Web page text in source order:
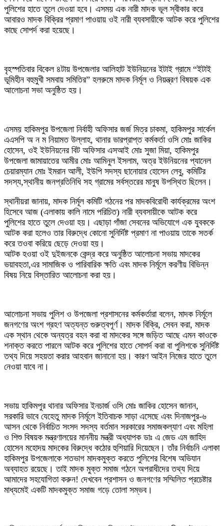
পুলিশের হাতে তুলে দেওয়া হবে। এসময় এক নারী মাদক ভূল স্বীকার করে
আবারও মাদক বিক্রির প্রমাণ পাওয়ায় ওই নারী ব্যবসায়ীকে আটক করে পুলিশের
কাছে সোপর্দ করা হয়েছে।
বৃহস্পতিবার বিকেল ৪টায় উপজেলার আলিহাট ইউনিয়নের ইটাই গ্রামে “ইটাই
ভূমিহীন বহুমুখী সমবায় সমিতির” হলরুমে মাদক নির্মূল ও নিয়ন্ত্রণ বিষয়ক এক
আলোচনা সভা অনুষ্ঠিত হয়।
এসময় হাকিমপুর উপজেলা নির্বাহী অফিসার জর্জ মিত্র চাকমা, হাকিমপুর সার্কেল
এএসপি অ ন ম নিয়ামত উল্লাহ, থানার ভারপ্রাপ্ত কর্মকর্তা ওসি মোঃ জাকির
হোসেন, ওই ইউনিয়নের বিট অফিসার এসআই মোঃ সুজা মিয়া, হাকিমপুর
উপজেলা জামায়াতের আমীর মোঃ আমিনুল ইসলাম, অত্র ইউনিয়নের প্যানেল
চেয়ারম্যান মোঃ ইমরান আলী, ইউপি সদস্য ছানোয়ার হোসেন লেবু, কমিটির
সদস্য,স্থানীয় জনপ্রতিনিধি সহ গ্রামের সর্বস্তরের মানুষ উপস্থিত ছিলেন।
স্থানীয়রা জানায়, মাদক নির্মূল কমিটি গঠনের পর মাদকবিরোধী কার্যক্রমের অংশ
হিসেবে আজ (এলাকায় কালি নামে পরিচিত) নারী ব্যবসায়ীকে আটক করে
পুলিশের হাতে তুলে দেওয়া হয়। এছাড়া গাঁজা সেবনের অভিযোগে এক যুবককে
আটক করা হলেও তার বিরুদ্ধে কোনো সুনির্দিষ্ট প্রমাণ না পাওয়ায় তাকে সতর্ক
করে তওবা করিয়ে ছেড়ে দেওয়া হয়।
আটক হওয়া ওই দুইজনকে কেন্দ্র করে অনুষ্ঠিত আলোচনা সভায় মাদকের
ভয়াবহতা,এর সামাজিক ও পারিবারিক ক্ষতি এবং মাদক নির্মূলে করণীয় বিভিন্ন
বিষয় নিয়ে বিস্তারিত আলোচনা করা হয়।
আলোচনা সভায় পুলিশ ও উপজেলা প্রশাসনের কর্মকর্তারা বলেন, মাদক নির্মূলে
জনগণের অংশ গ্রহণ অত্যন্ত গুরুত্বপূর্ণ। মাদক বিক্রি, সেবন করা, মাদক
এক স্থান থেকে অন্যত্র বহন করা বা মাদকের সঙ্গে জড়িত আছে এমন কাওকে
শনাক্ত করতে পারলে আটক করে পুলিশের হাতে সোপর্দ করা বা পুলিশকে সুনির্দিষ্ট
তথ্য দিয়ে সহয়তা করার আহবান জানানো হয়। কারণ আইন নিজের হাতে তুলে
নেওয়া যাবে না।
সভায় হাকিমপুর থানার অফিসার ইনচার্জ ওসি মোঃ জাকির হোসেন জানান,
সরকারি ভাবে যেহেতু মাদক নির্মূলে ইতিবাচক সাড়া এসেছে এবং দিনাজপুর-৬
আসন থেকে নির্বাচিত সংসদ সদস্য বর্তমান সরকারের সমাজকল্যাণ এবং মহিলা
ও শিশু বিষয়ক মন্ত্রণালয়ের মাননীয় মন্ত্রী অধ্যাপক ডাঃ এ জেড এম জাহিদ
হোসেন মহোদয় মাদকের বিরুদ্ধে কঠোর হুশিয়ারি দিয়েছেন। তাঁর নির্বাচনি এলাকা
হাকিমপুর উপজেলাকে শতভাগ মাদকমুক্ত করতে পুলিশের বিশেষ অভিযান
অব্যাহত রয়েছে। তাই মাদক মুক্ত সমাজ গঠনে অপরাধীদের তথ্য দিয়ে
আমাদের সহযোগিতা করুন! দেখবেন প্রশাসন ও জনগণের সম্মিলিত প্রচেষ্টার
মাধ্যমেই একটি মাদকমুক্ত সমাজ গড়ে তোলা সম্ভব।